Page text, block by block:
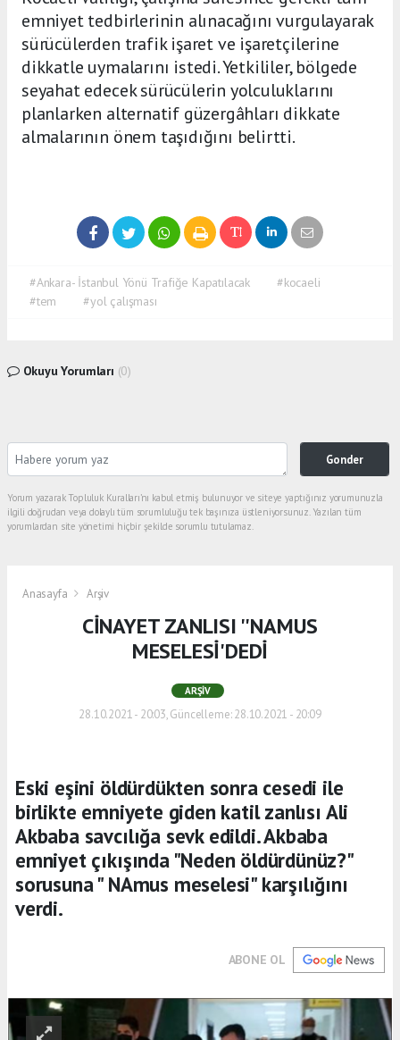
emniyet tedbirlerinin alınacağını vurgulayarak
sürücülerden trafik işaret ve işaretçilerine
dikkatle uymalarını istedi. Yetkililer, bölgede
seyahat edecek sürücülerin yolculuklarını
planlarken alternatif güzergâhları dikkate
almalarının önem taşıdığını belirtti.
#Ankara- İstanbul Yönü Trafiğe Kapatılacak
#kocaeli
#tem
#yol çalışması
Okuyu Yorumları (0)
Gonder
Yorum yazarak Topluluk Kuralları’nı kabul etmiş bulunuyor ve siteye yaptığınız yorumunuzla
ilgili doğrudan veya dolaylı tüm sorumluluğu tek başınıza üstleniyorsunuz. Yazılan tüm
yorumlardan site yönetimi hiçbir şekilde sorumlu tutulamaz.
Anasayfa Arşiv
CİNAYET ZANLISI ''NAMUS
MESELESİ'DEDİ
ARŞIV
28.10.2021 - 20:03, Güncelleme: 28.10.2021 - 20:09
Eski eşini öldürdükten sonra cesedi ile
birlikte emniyete giden katil zanlısı Ali
Akbaba savcılığa sevk edildi. Akbaba
emniyet çıkışında "Neden öldürdünüz?"
sorusuna " NAmus meselesi" karşılığını
verdi.
ABONE OL